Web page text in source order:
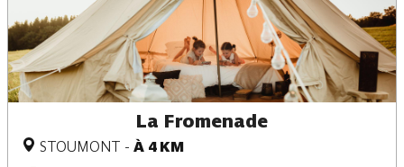
La Fromenade
STOUMONT - À 4 KM